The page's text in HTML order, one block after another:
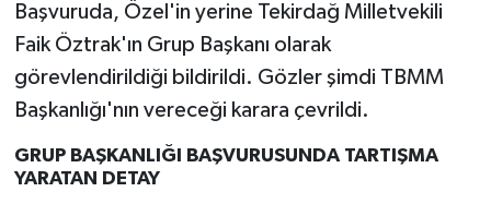
Başvuruda, Özel'in yerine Tekirdağ Milletvekili
Faik Öztrak'ın Grup Başkanı olarak
görevlendirildiği bildirildi. Gözler şimdi TBMM
Başkanlığı'nın vereceği karara çevrildi.
GRUP BAŞKANLIĞI BAŞVURUSUNDA TARTIŞMA
YARATAN DETAY